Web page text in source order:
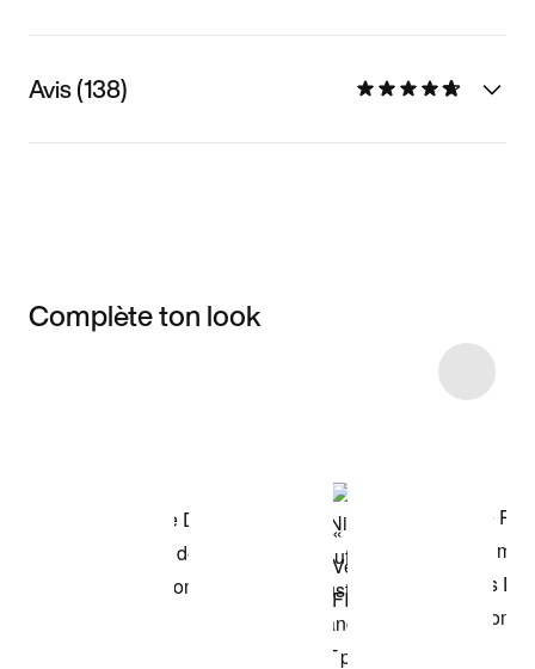
Avis (138)
Complète ton look